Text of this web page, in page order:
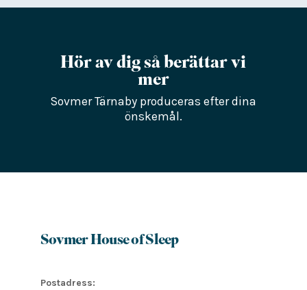
Hör av dig så berättar vi
mer
Sovmer Tärnaby produceras efter dina
önskemål.
Sovmer House of Sleep
Postadress: